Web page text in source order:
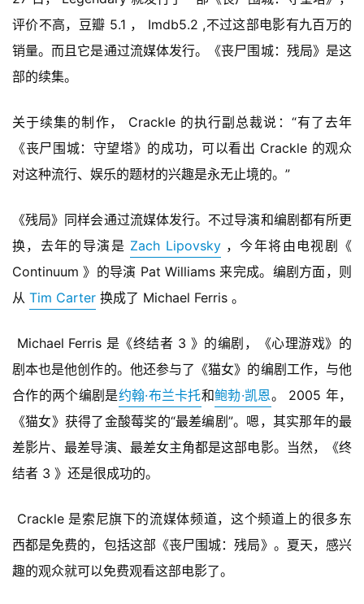
茶
原
创
戏
业
界
机
游
戏
游
戏
休
游
戏
2
0
5
评价不高，豆瓣 5.1 ， Imdb5.2 ,不过这部电影有九百万的
销量。而且它是通过流媒体发行。《丧尸围城：残局》是这
部的续集。
关于续集的制作， Crackle 的执行副总裁说：“有了去年
《丧尸围城：守望塔》的成功，可以看出 Crackle 的观众
对这种流行、娱乐的题材的兴趣是永无止境的。”
《残局》同样会通过流媒体发行。不过导演和编剧都有所更
换，去年的导演是 Zach Lipovsky ，今年将由电视剧《
Continuum 》的导演 Pat Williams 来完成。编剧方面，则
从 Tim Carter 换成了 Michael Ferris 。
Michael Ferris 是《终结者 3 》的编剧，《心理游戏》的
剧本也是他创作的。他还参与了《猫女》的编剧工作，与他
合作的两个编剧是约翰·布兰卡托和鲍勃·凯恩。 2005 年，
《猫女》获得了金酸莓奖的“最差编剧”。嗯，其实那年的最
差影片、最差导演、最差女主角都是这部电影。当然，《终
结者 3 》还是很成功的。
Crackle 是索尼旗下的流媒体频道，这个频道上的很多东
西都是免费的，包括这部《丧尸围城：残局》。夏天，感兴
趣的观众就可以免费观看这部电影了。